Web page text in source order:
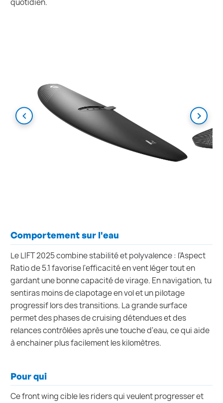
quotidien.
Comportement sur l'eau
Le LIFT 2025 combine stabilité et polyvalence : l'Aspect
Ratio de 5.1 favorise l'efficacité en vent léger tout en
gardant une bonne capacité de virage. En navigation, tu
sentiras moins de clapotage en vol et un pilotage
progressif lors des transitions. La grande surface
permet des phases de cruising détendues et des
relances contrôlées après une touche d'eau, ce qui aide
à enchainer plus facilement les kilomètres.
Pour qui
Ce front wing cible les riders qui veulent progresser et